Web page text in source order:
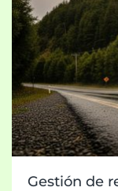
Gestión de